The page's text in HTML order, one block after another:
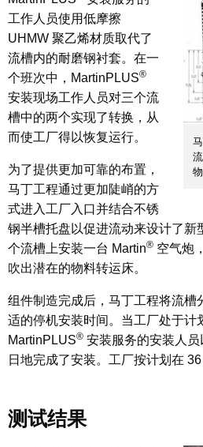
工作人员使用低摩擦
UHMW 聚乙烯材质取代了
流槽内的耐磨钢衬套。在一
个班次中，MartinPLUS®
安装现场工作人员对三个流
槽中的两个实现了转换，从
而使工厂得以恢复运行。
为了提供更加可靠的布置，
马丁工程通过更加陡峭的方
式进入工厂入口并结合不锈
钢半槽托盘以促进流动来设计了新
个流槽上安装一台 Martin® 空气炮
吹出潜在的物料转运床。
组件制造完成后，马丁工程将流槽
适的停机安装时间。当工厂处于计
MartinPLUS® 安装服务的安装人
日地完成了安装。工厂按计划在 36
测试结果